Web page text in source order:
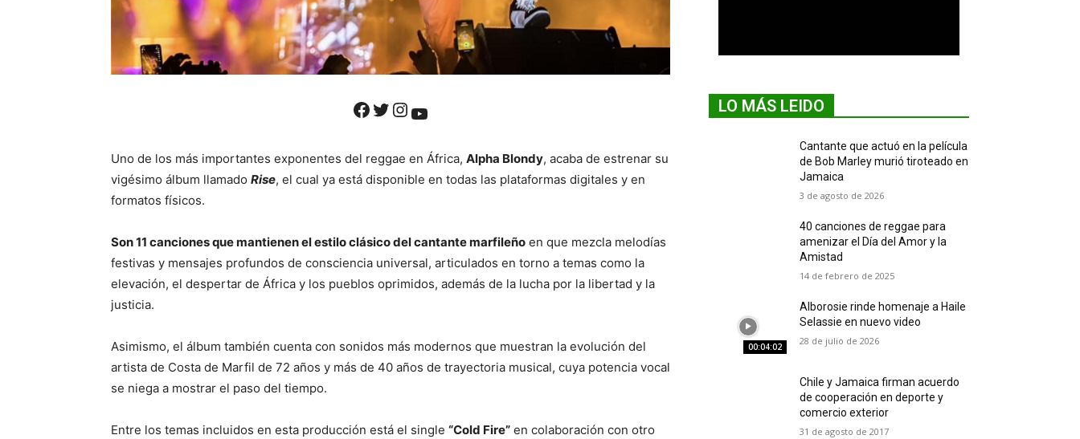
Facebook Twitter Instagram YouTube
Uno de los más importantes exponentes del reggae en África, Alpha Blondy, acaba de estrenar su
vigésimo álbum llamado Rise, el cual ya está disponible en todas las plataformas digitales y en
formatos físicos.
Son 11 canciones que mantienen el estilo clásico del cantante marfileño en que mezcla melodías
festivas y mensajes profundos de consciencia universal, articulados en torno a temas como la
elevación, el despertar de África y los pueblos oprimidos, además de la lucha por la libertad y la
justicia.
Asimismo, el álbum también cuenta con sonidos más modernos que muestran la evolución del
artista de Costa de Marfil de 72 años y más de 40 años de trayectoria musical, cuya potencia vocal
se niega a mostrar el paso del tiempo.
Entre los temas incluidos en esta producción está el single “Cold Fire” en colaboración con otro
LO MÁS LEIDO
Cantante que actuó en la película
de Bob Marley murió tiroteado en
Jamaica
3 de agosto de 2026
40 canciones de reggae para
amenizar el Día del Amor y la
Amistad
14 de febrero de 2025
00:04:02
Alborosie rinde homenaje a Haile
Selassie en nuevo video
28 de julio de 2026
Chile y Jamaica firman acuerdo
de cooperación en deporte y
comercio exterior
31 de agosto de 2017